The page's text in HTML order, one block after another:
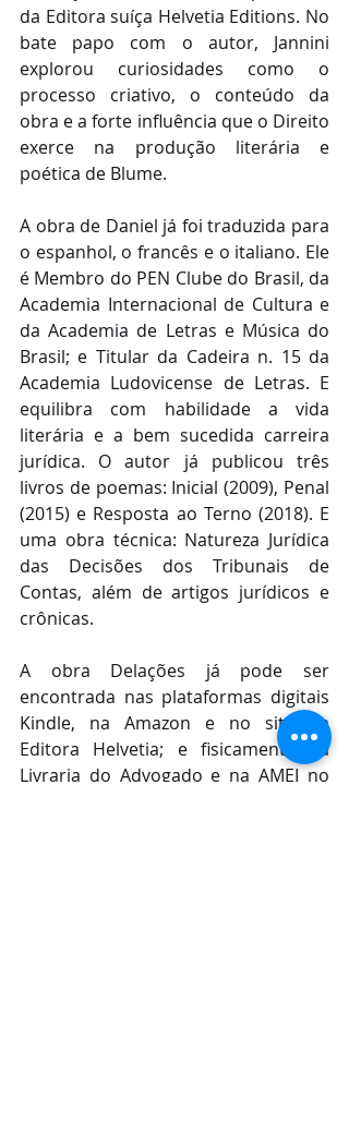
da Editora suíça Helvetia Editions. No
bate papo com o autor, Jannini
explorou curiosidades como o
processo criativo, o conteúdo da
obra e a forte influência que o Direito
exerce na produção literária e
poética de Blume.
A obra de Daniel já foi traduzida para
o espanhol, o francês e o italiano. Ele
é Membro do PEN Clube do Brasil, da
Academia Internacional de Cultura e
da Academia de Letras e Música do
Brasil; e Titular da Cadeira n. 15 da
Academia Ludovicense de Letras. E
equilibra com habilidade a vida
literária e a bem sucedida carreira
jurídica. O autor já publicou três
livros de poemas: Inicial (2009), Penal
(2015) e Resposta ao Terno (2018). E
uma obra técnica: Natureza Jurídica
das Decisões dos Tribunais de
Contas, além de artigos jurídicos e
crônicas.
A obra Delações já pode ser
encontrada nas plataformas digitais
Kindle, na Amazon e no site da
Editora Helvetia; e fisicamente na
Livraria do Advogado e na AMEI no